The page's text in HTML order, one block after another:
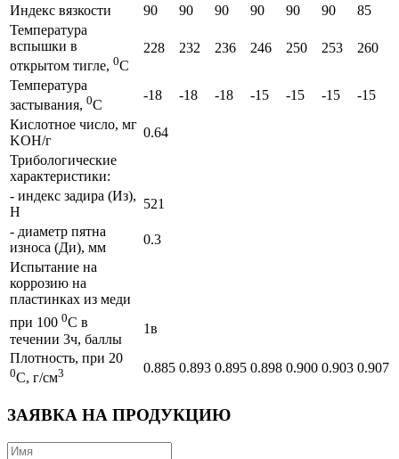
Индекс вязкости 90 90 90 90 90 90
85
Температура
вспышки в
открытом тигле, 0С
228 232 236 246 250 253 260
Температура
застывания, 0С
-18 -18 -18 -15 -15 -15
-15
Кислотное число, мг
KOH/г
0.64
Трибологические
характеристики:
- индекс задира (Из),
Н
521
- диаметр пятна
износа (Ди), мм
0.3
Испытание на
коррозию на
пластинках из меди
при 100 0С в
течении 3ч, баллы
1в
Плотность, при 20
0С, г/см3 0.885 0.893 0.895 0.898 0.900 0.903 0.907
ЗАЯВКА НА ПРОДУКЦИЮ